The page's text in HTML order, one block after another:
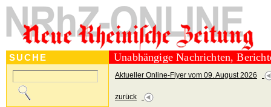
SUCHE Unabhängige Nachrichten,
Aktueller Online-Flyer vom 09. August 2026
zurück